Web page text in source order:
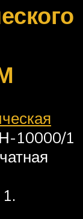
10000/1